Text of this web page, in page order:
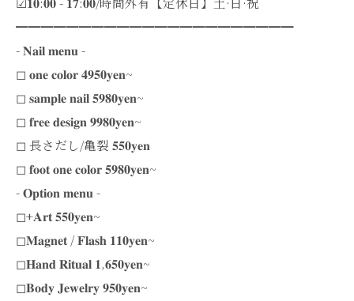
━━━━━━━━━━━━━━━━━━━━━━
- 𝐍𝐚𝐢𝐥 𝐦𝐞𝐧𝐮 -
◻︎ 𝐨𝐧𝐞 𝐜𝐨𝐥𝐨𝐫 𝟒𝟗𝟓𝟎𝐲𝐞𝐧~
◻︎ 𝐬𝐚𝐦𝐩𝐥𝐞 𝐧𝐚𝐢𝐥 𝟓𝟗𝟖𝟎𝐲𝐞𝐧~
◻︎ 𝐟𝐫𝐞𝐞 𝐝𝐞𝐬𝐢𝐠𝐧 𝟗𝟗𝟖𝟎𝐲𝐞𝐧~
◻︎ 長さだし/亀裂 𝟓𝟓𝟎𝐲𝐞𝐧
◻︎ 𝐟𝐨𝐨𝐭 𝐨𝐧𝐞 𝐜𝐨𝐥𝐨𝐫 𝟓𝟗𝟖𝟎𝐲𝐞𝐧~
- 𝐎𝐩𝐭𝐢𝐨𝐧 𝐦𝐞𝐧𝐮 -
◻︎+𝐀𝐫𝐭 𝟓𝟓𝟎𝐲𝐞𝐧~
◻︎𝐌𝐚𝐠𝐧𝐞𝐭 / 𝐅𝐥𝐚𝐬𝐡 𝟏𝟏𝟎𝐲𝐞𝐧~
◻︎𝐇𝐚𝐧𝐝 𝐑𝐢𝐭𝐮𝐚𝐥 𝟏,𝟔𝟓𝟎𝐲𝐞𝐧~
◻︎𝐁𝐨𝐝𝐲 𝐉𝐞𝐰𝐞𝐥𝐫𝐲 𝟗𝟓𝟎𝐲𝐞𝐧~